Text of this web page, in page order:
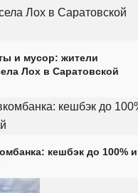
и мусор: жители
Лох в Саратовской
кешбэк до 100% и